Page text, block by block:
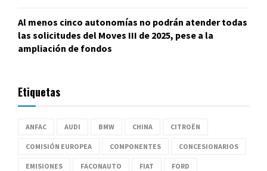
Al menos cinco autonomías no podrán atender todas
las solicitudes del Moves III de 2025, pese a la
ampliación de fondos
Etiquetas
ANFAC AUDI BMW CHINA CITROËN
COMISIÓN EUROPEA COMPONENTES CONCESIONARIOS
EMISIONES FACONAUTO FIAT FORD